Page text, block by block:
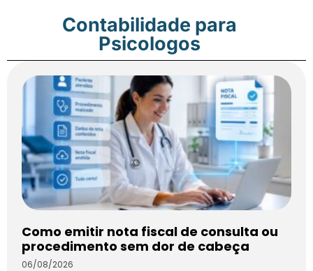
Contabilidade para
Psicologos
Como emitir nota fiscal de consulta ou
procedimento sem dor de cabeça
06/08/2026